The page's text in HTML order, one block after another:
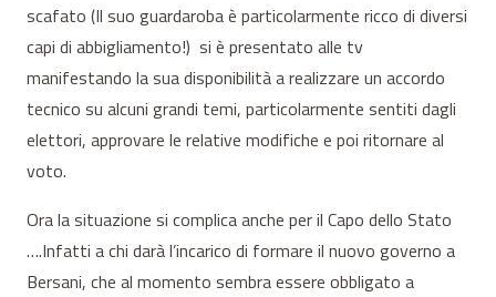
scafato (Il suo guardaroba è particolarmente ricco di diversi
capi di abbigliamento!) si è presentato alle tv
manifestando la sua disponibilità a realizzare un accordo
tecnico su alcuni grandi temi, particolarmente sentiti dagli
elettori, approvare le relative modifiche e poi ritornare al
voto.
Ora la situazione si complica anche per il Capo dello Stato
….Infatti a chi darà l’incarico di formare il nuovo governo a
Bersani, che al momento sembra essere obbligato a